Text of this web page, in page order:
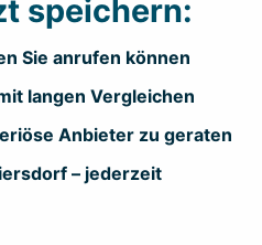
speichern:
Sie anrufen können
langen Vergleichen
Anbieter zu geraten
– jederzeit